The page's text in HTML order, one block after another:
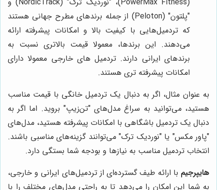
"پلتون" (Peloton) از جمله برندهای مطرح جهانی هستند
که تردمیل‌هایی با کیفیت بالا و امکانات پیشرفته ارائه
می‌دهند. این برندها، معمولا قیمت بالاتری نسبت به
برندهای ایرانی دارند. تردمیل های خارجی معمولا دارای
امکانات پیشرفته تری هستند.
به عنوان مثال، اگر به دنبال یک تردمیل خانگی با قیمت مناسب
هستید، می‌توانید به سراغ مدل‌های "تن‌زیپ" بروید. اما اگر به
دنبال یک تردمیل باشگاهی با امکانات پیشرفته هستید، مدل‌های
"پاور مکس" یا "نوردیک ترک" می‌توانند گزینه‌های مناسبی باشند.
انتخاب تردمیل مناسب به نیازها و بودجه شما بستگی دارد.
هایپرجیم با ارائه طیف گسترده‌ای از تردمیل‌های ایرانی و خارجی،
به شما این امکان را می‌دهد تا به راحتی مدل‌های مختلف را با